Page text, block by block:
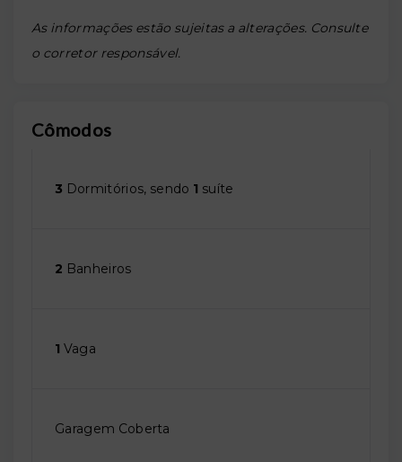
As informações estão sujeitas a alterações. Consulte
o corretor responsável.
Cômodos
3 Dormitórios, sendo 1 suíte
2 Banheiros
1 Vaga
Garagem Coberta